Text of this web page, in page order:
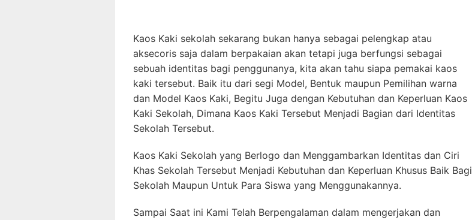
Kaos Kaki sekolah sekarang bukan hanya sebagai pelengkap atau
aksecoris saja dalam berpakaian akan tetapi juga berfungsi sebagai
sebuah identitas bagi penggunanya, kita akan tahu siapa pemakai kaos
kaki tersebut. Baik itu dari segi Model, Bentuk maupun Pemilihan warna
dan Model Kaos Kaki, Begitu Juga dengan Kebutuhan dan Keperluan Kaos
Kaki Sekolah, Dimana Kaos Kaki Tersebut Menjadi Bagian dari Identitas
Sekolah Tersebut.
Kaos Kaki Sekolah yang Berlogo dan Menggambarkan Identitas dan Ciri
Khas Sekolah Tersebut Menjadi Kebutuhan dan Keperluan Khusus Baik Bagi
Sekolah Maupun Untuk Para Siswa yang Menggunakannya.
Sampai Saat ini Kami Telah Berpengalaman dalam mengerjakan dan